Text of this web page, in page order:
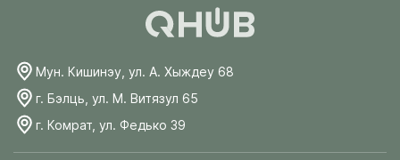
Мун. Кишинэу, ул. А. Хыждеу 68
г. Бэлць, ул. М. Витязул 65
г. Комрат, ул. Федько 39